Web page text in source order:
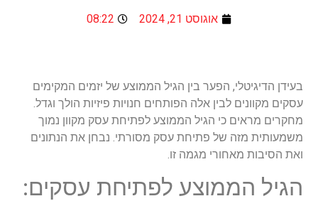
אוגוסט 21, 2024 08:22
בעידן הדיגיטלי, הפער בין הגיל הממוצע של יזמים המקימים
עסקים מקוונים לבין אלה הפותחים חנויות פיזיות הולך וגדל.
מחקרים מראים כי הגיל הממוצע לפתיחת עסק מקוון נמוך
משמעותית מזה של פתיחת עסק מסורתי. נבחן את הנתונים
ואת הסיבות מאחורי מגמה זו.
הגיל הממוצע לפתיחת עסקים: